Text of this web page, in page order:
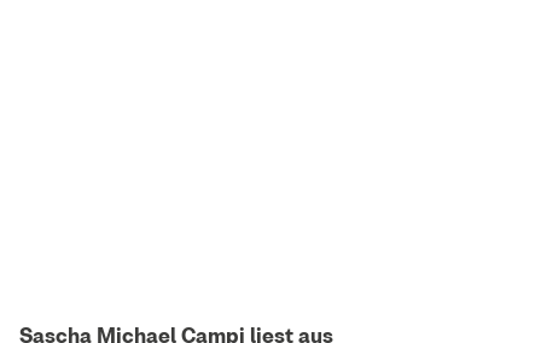
Sascha Michael Campi liest aus